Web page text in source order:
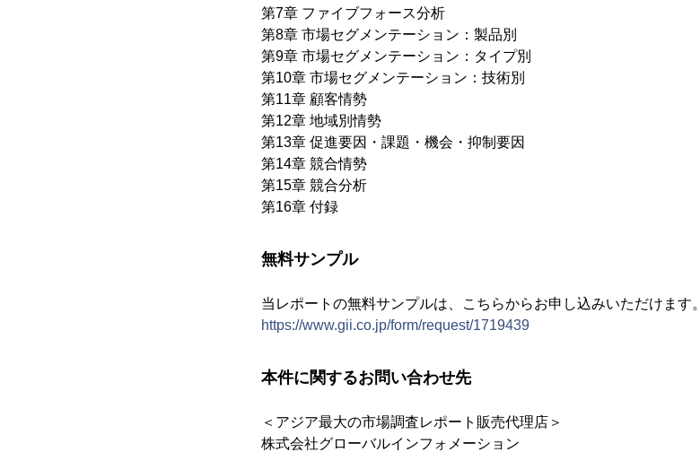
第7章 ファイブフォース分析
第8章 市場セグメンテーション：製品別
第9章 市場セグメンテーション：タイプ別
第10章 市場セグメンテーション：技術別
第11章 顧客情勢
第12章 地域別情勢
第13章 促進要因・課題・機会・抑制要因
第14章 競合情勢
第15章 競合分析
第16章 付録
無料サンプル
当レポートの無料サンプルは、こちらからお申し込みいただけます。
https://www.gii.co.jp/form/request/1719439
本件に関するお問い合わせ先
＜アジア最大の市場調査レポート販売代理店＞
株式会社グローバルインフォメーション